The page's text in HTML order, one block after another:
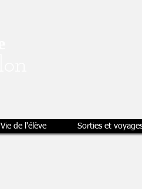
Vie de l'élève Sorties et